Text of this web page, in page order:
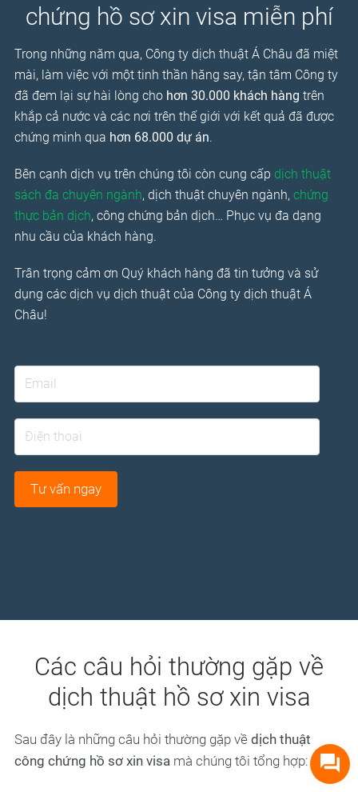
chứng hồ sơ xin visa miễn phí
Trong những năm qua, Công ty dịch thuật Á Châu đã miệt
mài, làm việc với một tinh thần hăng say, tận tâm Công ty
đã đem lại sự hài lòng cho hơn 30.000 khách hàng trên
khắp cả nước và các nơi trên thế giới với kết quả đã được
chứng minh qua hơn 68.000 dự án.
Bên cạnh dịch vụ trên chúng tôi còn cung cấp dịch thuật
sách đa chuyên ngành, dịch thuật chuyên ngành, chứng
thực bản dịch, công chứng bản dịch… Phục vụ đa dạng
nhu cầu của khách hàng.
Trân trọng cảm ơn Quý khách hàng đã tin tưởng và sử
dụng các dịch vụ dịch thuật của Công ty dịch thuật Á
Châu!
Các câu hỏi thường gặp về
dịch thuật hồ sơ xin visa
Sau đây là những câu hỏi thường gặp về dịch thuật
công chứng hồ sơ xin visa mà chúng tôi tổng hợp: